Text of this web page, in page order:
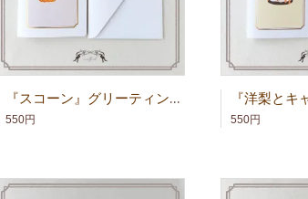
『スコーン』グリーティングカード
550円 550円